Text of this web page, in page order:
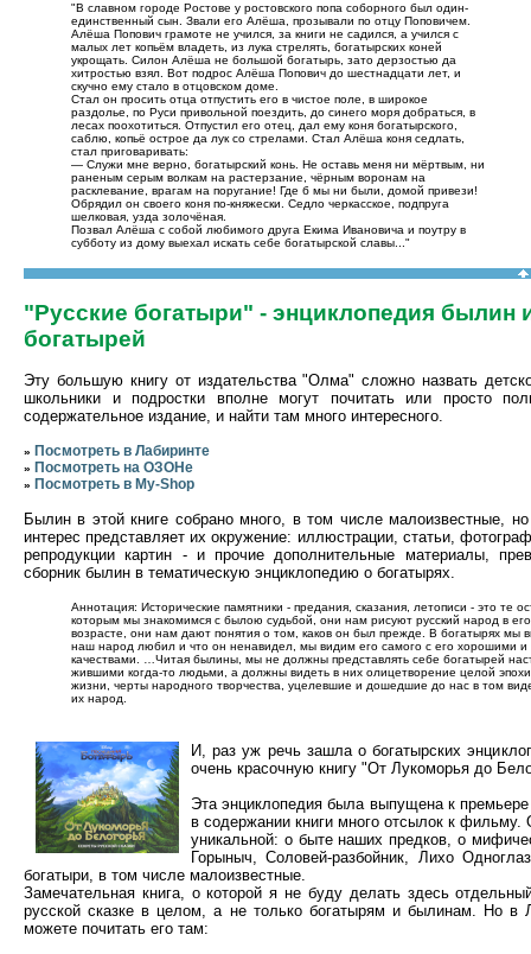
"В славном городе Ростове у ростовского попа соборного был один-
единственный сын. Звали его Алёша, прозывали по отцу Поповичем.
Алёша Попович грамоте не учился, за книги не садился, а учился с
малых лет копьём владеть, из лука стрелять, богатырских коней
укрощать. Силон Алёша не большой богатырь, зато дерзостью да
хитростью взял. Вот подрос Алёша Попович до шестнадцати лет, и
скучно ему стало в отцовском доме.
Стал он просить отца отпустить его в чистое поле, в широкое
раздолье, по Руси привольной поездить, до синего моря добраться, в
лесах поохотиться. Отпустил его отец, дал ему коня богатырского,
саблю, копьё острое да лук со стрелами. Стал Алёша коня седлать,
стал приговаривать:
— Служи мне верно, богатырский конь. Не оставь меня ни мёртвым, ни
раненым серым волкам на растерзание, чёрным воронам на
расклевание, врагам на поругание! Где б мы ни были, домой привези!
Обрядил он своего коня по-княжески. Седло черкасское, подпруга
шелковая, узда золочёная.
Позвал Алёша с собой любимого друга Екима Ивановича и поутру в
субботу из дому выехал искать себе богатырской славы..."
"Русские богатыри" - энциклопедия былин
богатырей
Эту большую книгу от издательства "Олма" сложно назвать
школьники и подростки вполне могут почитать или просто
содержательное издание, и найти там много интересного.
» Посмотреть в Лабиринте
» Посмотреть на ОЗОНе
» Посмотреть в My-Shop
Былин в этой книге собрано много, в том числе малоизвестные,
интерес представляет их окружение: иллюстрации, статьи,
репродукции картин - и прочие дополнительные материалы,
сборник былин в тематическую энциклопедию о богатырях.
Аннотация: Исторические памятники - предания, сказания, летописи - это те
которым мы знакомимся с былою судьбой, они нам рисуют русский народ в
возрасте, они нам дают понятия о том, каков он был прежде. В богатырях мы
наш народ любил и что он ненавидел, мы видим его самого с его хорошими
качествами. …Читая былины, мы не должны представлять себе богатырей
жившими когда-то людьми, а должны видеть в них олицетворение целой
жизни, черты народного творчества, уцелевшие и дошедшие до нас в том
их народ.
И, раз уж речь зашла о богатырских
очень красочную книгу "От Лукоморья до
Эта энциклопедия была выпущена к
в содержании книги много отсылок к
уникальной: о быте наших предков, о
Горыныч, Соловей-разбойник, Лихо
богатыри, в том числе малоизвестные.
Замечательная книга, о которой я не буду делать здесь
русской сказке в целом, а не только богатырям и былинам. Но в
можете почитать его там: